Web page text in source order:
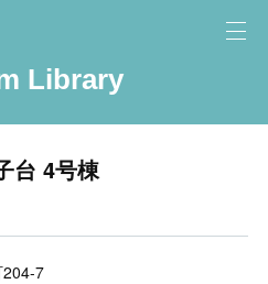
Library
台 4号棟
204-7